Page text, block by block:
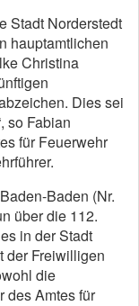
Stadt Norderstedt
hauptamtlichen
Christina
Dies sei
so Fabian
für Feuerwehr
Baden (Nr.
über die 112.
in der Stadt
der Freiwilligen
die
des Amtes für